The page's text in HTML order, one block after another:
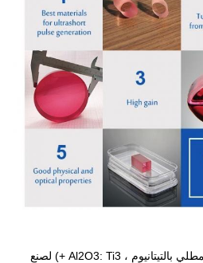
يستخدم Ti: الياقوت (الياقوت المطلي بالتيتانيوم ، Al2O3: Ti3 +) لصنع